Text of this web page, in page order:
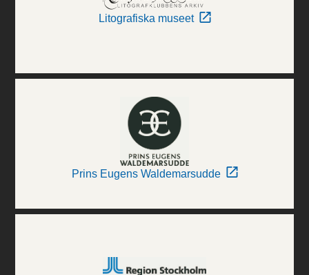
Litografiska museet
Prins Eugens Waldemarsudde